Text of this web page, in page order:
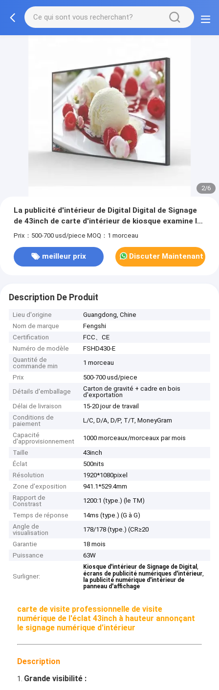
2/6
La publicité d'intérieur de Digital Digital de Signage
de 43inch de carte d'intérieur de kiosque examine le
panneau d'affichage
Prix：500-700 usd/piece MOQ：1 morceau
meilleur prix Discuter Maintenant
Description De Produit
Lieu d'origine
Guangdong, Chine
Nom de marque
Fengshi
Certification
FCC、CE
Numéro de modèle
FSHD430-E
Quantité de
commande min
1 morceau
Prix
500-700 usd/piece
Détails d'emballage
Carton de gravité + cadre en bois
d'exportation
Délai de livraison
15-20 jour de travail
Conditions de
paiement
L/C, D/A, D/P, T/T, MoneyGram
Capacité
d'approvisionnement
1000 morceaux/morceaux par mois
Taille
43inch
Éclat
500nits
Résolution
1920*1080pixel
Zone d'exposition
941.1*529.4mm
Rapport de
Constrast
1200:1 (type.) (le TM)
Temps de réponse
14ms (type.) (G à G)
Angle de
visualisation
178/178 (type.) (CR≥20
Garantie
18 mois
Puissance
63W
Surligner:
Kiosque d'intérieur de Signage de Digital,
écrans de publicité numériques d'intérieur,
la publicité numérique d'intérieur de
panneau d'affichage
carte de visite professionnelle de visite
numérique de l'éclat 43inch à hauteur annonçant
le signage numérique d'intérieur
Description
1. Grande visibilité :